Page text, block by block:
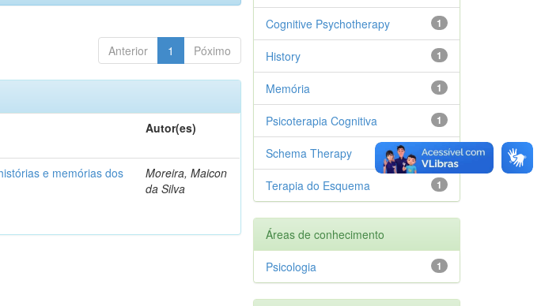
Anterior 1 Póximo
Autor(es)
e memórias dos
Moreira, Maicon
da Silva
1
Cognitive Psychotherapy
1
History
1
Memória
1
Psicoterapia Cognitiva
1
Schema Therapy
1
Terapia do Esquema
Áreas de conhecimento
1
Psicologia